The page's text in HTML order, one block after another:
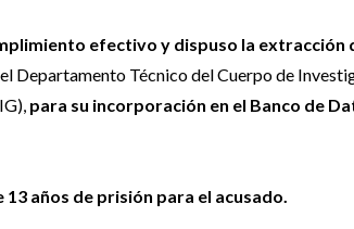
efectivo y dispuso la extracción
Departamento Técnico del Cuerpo de
para su incorporación en el Banco de
años de prisión para el acusado.